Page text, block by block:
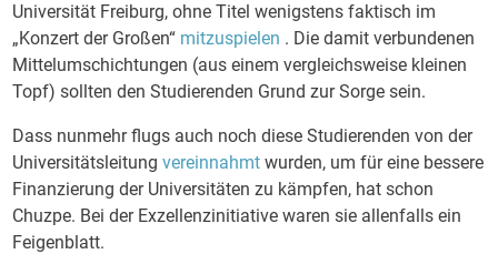
Universität Freiburg, ohne Titel wenigstens faktisch im
„Konzert der Großen“ mitzuspielen . Die damit verbundenen
Mittelumschichtungen (aus einem vergleichsweise kleinen
Topf) sollten den Studierenden Grund zur Sorge sein.
Dass nunmehr flugs auch noch diese Studierenden von der
Universitätsleitungvereinnahmt wurden, um für eine bessere
Finanzierung der Universitäten zu kämpfen, hat schon
Chuzpe. Bei der Exzellenzinitiative waren sie allenfalls ein
Feigenblatt.